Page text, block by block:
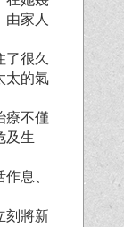
由家人
了很久
太的氣
療不僅
及生
息、
刻將新